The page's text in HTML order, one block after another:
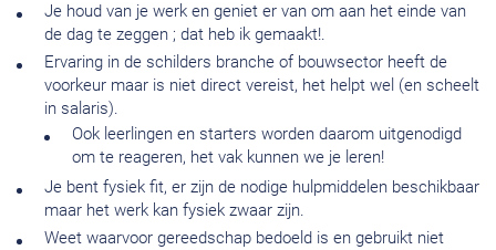
Je houd van je werk en geniet er van om aan het einde van
de dag te zeggen ; dat heb ik gemaakt!.
Ervaring in de schilders branche of bouwsector heeft de
voorkeur maar is niet direct vereist, het helpt wel (en scheelt
in salaris).
Ook leerlingen en starters worden daarom uitgenodigd
om te reageren, het vak kunnen we je leren!
Je bent fysiek fit, er zijn de nodige hulpmiddelen beschikbaar
maar het werk kan fysiek zwaar zijn.
Weet waarvoor gereedschap bedoeld is en gebruikt niet